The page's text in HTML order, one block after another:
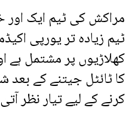
مراکش کی ٹیم ایک
ٹیم زیادہ تر یورپی
کھلاڑیوں پر مشتمل ہے
کا ٹائٹل جیتنے کے بعد
کرنے کے لیے تیار نظر